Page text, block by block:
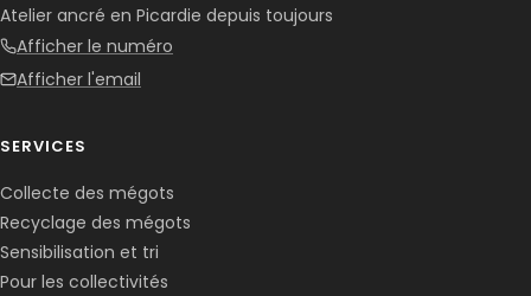
Atelier ancré en Picardie depuis toujours
Afficher le numéro
Afficher l'email
SERVICES
Collecte des mégots
Recyclage des mégots
Sensibilisation et tri
Pour les collectivités